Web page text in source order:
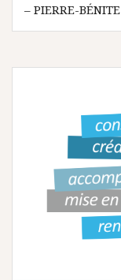
i
g
– PIERRE-BÉNITE